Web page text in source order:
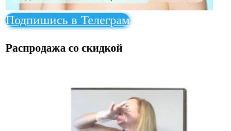
Подпишись в Телеграм
Распродажа со скидкой